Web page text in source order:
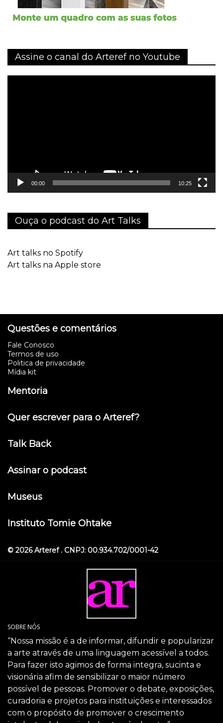
Assine o canal do Arteref no Youtube
00:00 10:25
Ouça o podcast do Art Talks
Art talks no Spotify
Art talks na Apple store
Questões e comentários
Fale Conosco
Termos de uso
Politica de privacidade
Mídia kit
Mentoria
Quer escrever para o Arteref?
Talk Back
Assinar o podcast
Museus
Instituto Tomie Ohtake
© 2026 Arteref . CNPJ: 00.934.702/0001-42
SOBRE NÓS
“Nossa missão é a de informar, difundir e popularizar
a arte através de uma linguagem acessível a todos.
Para fazer isto agimos de forma integra, sucinta e
visionária afim de sensibilizar o maior número
possível de pessoas. Promover o debate, exposições,
curadoria e projetos para instituições e interessados
com o propósito de promover o crescimento